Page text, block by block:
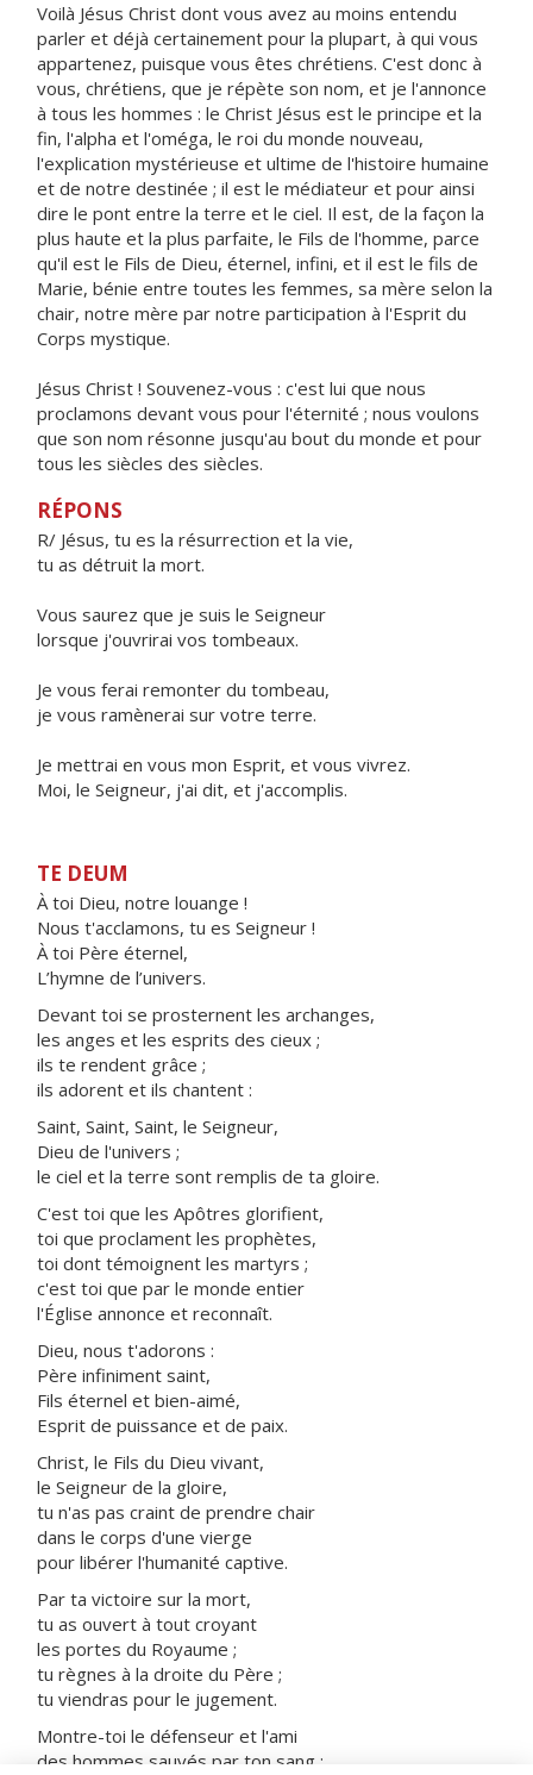
Voilà Jésus Christ dont vous avez au moins entendu
parler et déjà certainement pour la plupart, à qui vous
appartenez, puisque vous êtes chrétiens. C'est donc à
vous, chrétiens, que je répète son nom, et je l'annonce
à tous les hommes : le Christ Jésus est le principe et la
fin, l'alpha et l'oméga, le roi du monde nouveau,
l'explication mystérieuse et ultime de l'histoire humaine
et de notre destinée ; il est le médiateur et pour ainsi
dire le pont entre la terre et le ciel. Il est, de la façon la
plus haute et la plus parfaite, le Fils de l'homme, parce
qu'il est le Fils de Dieu, éternel, infini, et il est le fils de
Marie, bénie entre toutes les femmes, sa mère selon la
chair, notre mère par notre participation à l'Esprit du
Corps mystique.
Jésus Christ ! Souvenez-vous : c'est lui que nous
proclamons devant vous pour l'éternité ; nous voulons
que son nom résonne jusqu'au bout du monde et pour
tous les siècles des siècles.
RÉPONS
R/ Jésus, tu es la résurrection et la vie,
tu as détruit la mort.
Vous saurez que je suis le Seigneur
lorsque j'ouvrirai vos tombeaux.
Je vous ferai remonter du tombeau,
je vous ramènerai sur votre terre.
Je mettrai en vous mon Esprit, et vous vivrez.
Moi, le Seigneur, j'ai dit, et j'accomplis.
TE DEUM
À toi Dieu, notre louange !
Nous t'acclamons, tu es Seigneur !
À toi Père éternel,
L’hymne de l’univers.
Devant toi se prosternent les archanges,
les anges et les esprits des cieux ;
ils te rendent grâce ;
ils adorent et ils chantent :
Saint, Saint, Saint, le Seigneur,
Dieu de l'univers ;
le ciel et la terre sont remplis de ta gloire.
C'est toi que les Apôtres glorifient,
toi que proclament les prophètes,
toi dont témoignent les martyrs ;
c'est toi que par le monde entier
l'Église annonce et reconnaît.
Dieu, nous t'adorons :
Père infiniment saint,
Fils éternel et bien-aimé,
Esprit de puissance et de paix.
Christ, le Fils du Dieu vivant,
le Seigneur de la gloire,
tu n'as pas craint de prendre chair
dans le corps d'une vierge
pour libérer l'humanité captive.
Par ta victoire sur la mort,
tu as ouvert à tout croyant
les portes du Royaume ;
tu règnes à la droite du Père ;
tu viendras pour le jugement.
Montre-toi le défenseur et l'ami
des hommes sauvés par ton sang :